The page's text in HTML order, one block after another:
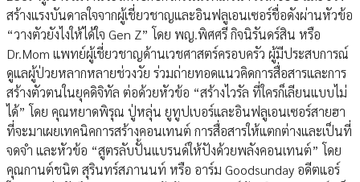
สร้างแรงบันดาลใจจากผู้เชี่ยวชาญและอินฟลูเอนเซอร์ชื่อดังผ่านหัวข้อ
“วางตัวยังไงให้ได้ใจ Gen Z” โดย พญ.พิศศรี กิจนิรันดร์สิน หรือ
Dr.Mom แพทย์ผู้เชี่ยวชาญด้านเวชศาสตร์ครอบครัว ผู้มีประสบการณ์
ดูแลผู้ป่วยหลากหลายช่วงวัย ร่วมถ่ายทอดแนวคิดการสื่อสารและการ
สร้างตัวตนในยุคดิจิทัล ต่อด้วยหัวข้อ “สร้างไวรัล ที่ใครก็เลียนแบบไม่
ได้” โดย คุณหยาดพิรุณ ปู่หลุ่น ยูทูปเบอร์และอินฟลูเอนเซอร์สายฮา
ที่จะมาเผยเทคนิคการสร้างคอนเทนต์ การสื่อสารให้แตกต่างและเป็นที่
จดจำ และหัวข้อ “สูตรลับปั้นแบรนด์ให้ปังด้วยพลังคอนเทนต์” โดย
คุณกานต์ชนิต สุรินทร์สภานนท์ หรือ อาร์ม Goodsunday อดีตแอร์